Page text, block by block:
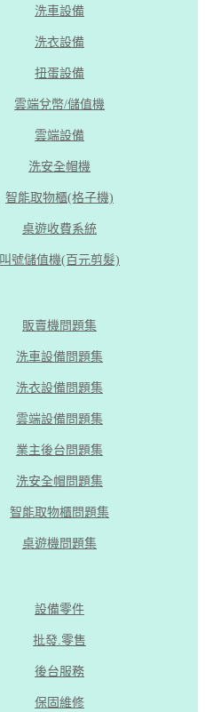
洗車設備
洗衣設備
扭蛋設備
雲端兌幣/儲值機
雲端設備
洗安全帽機
智能取物櫃(格子機)
桌遊收費系統
叫號儲值機(百元剪髮)
販賣機問題集
洗車設備問題集
洗衣設備問題集
雲端設備問題集
業主後台問題集
洗安全帽問題集
智能取物櫃問題集
桌遊機問題集
設備零件
批發.零售
後台服務
保固維修